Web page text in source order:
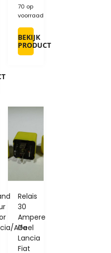
70 op
voorraad
BEKIJK
PRODUCT
Alfa
Relais
30
Ampere
Geel
Lancia
Fiat